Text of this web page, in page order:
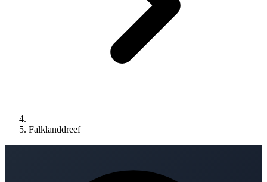
Falklanddreef